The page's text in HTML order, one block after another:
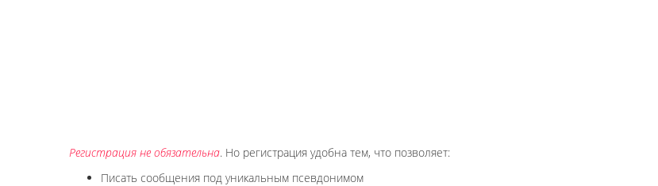
Регистрация не обязательна. Но регистрация удобна тем, что позволяет:
Писать сообщения под уникальным псевдонимом